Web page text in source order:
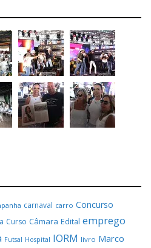
carnaval carro Concurso
Curso Câmara Edital emprego
Futsal Hospital IORM livro Marco